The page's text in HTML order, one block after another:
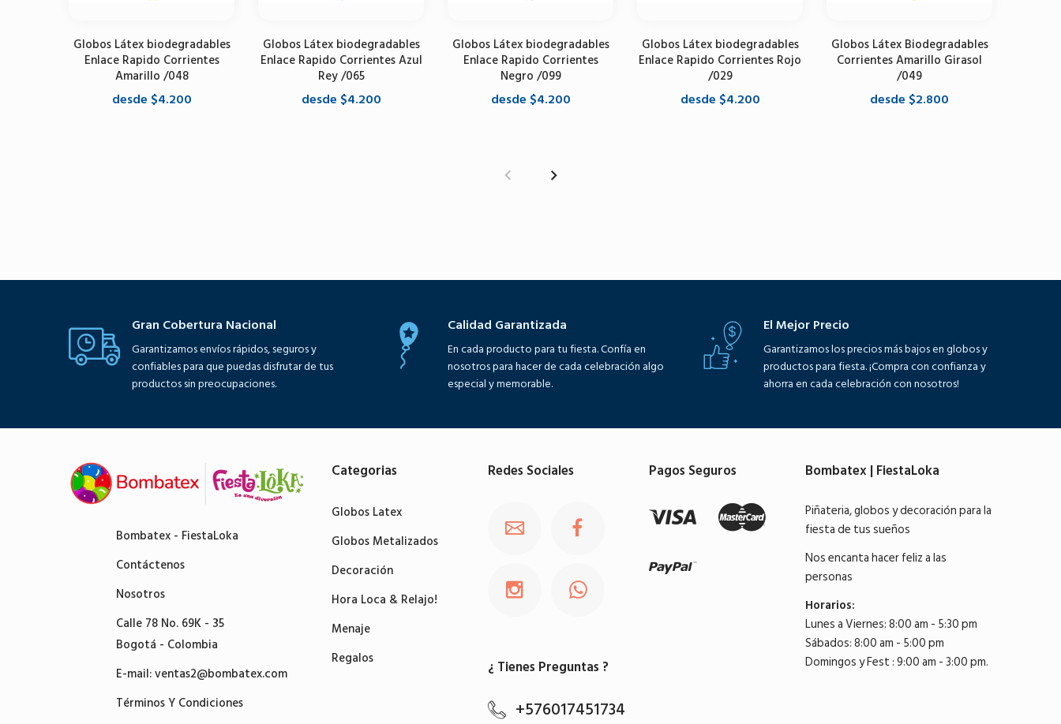
Globos Látex biodegradables
Enlace Rapido Corrientes
Amarillo /048
desde $4.200
Globos Látex biodegradables
Enlace Rapido Corrientes Azul
Rey /065
desde $4.200
Globos Látex biodegradables
Enlace Rapido Corrientes
Negro /099
desde $4.200
Globos Látex biodegradables
Enlace Rapido Corrientes Rojo
/029
desde $4.200
Globos Látex Biodegradables
Corrientes Amarillo Girasol
/049
desde $2.800
Gran Cobertura Nacional
Garantizamos envíos rápidos, seguros y
confiables para que puedas disfrutar de tus
productos sin preocupaciones.
Calidad Garantizada
En cada producto para tu fiesta. Confía en
nosotros para hacer de cada celebración algo
especial y memorable.
El Mejor Precio
Garantizamos los precios más bajos en globos y
productos para fiesta. ¡Compra con confianza y
ahorra en cada celebración con nosotros!
Bombatex - FiestaLoka
Contáctenos
Nosotros
Calle 78 No. 69K - 35
Bogotá - Colombia
E-mail:ventas2@bombatex.com
Términos Y Condiciones
Categorias
Globos Latex
Globos Metalizados
Decoración
Hora Loca & Relajo!
Menaje
Regalos
Redes Sociales
¿ Tienes Preguntas ?
+576017451734
Pagos Seguros Bombatex | FiestaLoka
Piñateria, globos y decoración para la
fiesta de tus sueños
Nos encanta hacer feliz a las
personas
Horarios:
Lunes a Viernes: 8:00 am - 5:30 pm
Sábados: 8:00 am - 5:00 pm
Domingos y Fest : 9:00 am - 3:00 pm.